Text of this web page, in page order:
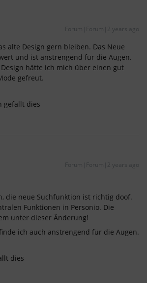
Forum|Forum|2 years ago
alte Design gern bleiben. Das Neue
und ist anstrengend für die Augen.
hätte ich mich über einen gut
gefreut.
gefällt dies
Forum|Forum|2 years ago
die neue Suchfunktion ist richtig doof.
Funktionen in Personio. Die
unter dieser Änderung!
ich auch anstrengend für die Augen.
dies